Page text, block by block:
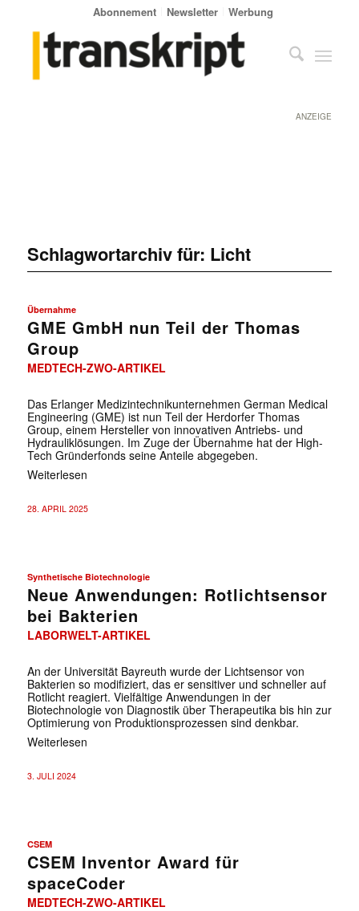
Abonnement Newsletter Werbung
ANZEIGE
Schlagwortarchiv für: Licht
Übernahme
GME GmbH nun Teil der Thomas
Group
MEDTECH-ZWO-ARTIKEL
Das Erlanger Medizintechnikunternehmen German Medical
Engineering (GME) ist nun Teil der Herdorfer Thomas
Group, einem Hersteller von innovativen Antriebs- und
Hydrauliklösungen. Im Zuge der Übernahme hat der High-
Tech Gründerfonds seine Anteile abgegeben.
Weiterlesen
28. APRIL 2025
Synthetische Biotechnologie
Neue Anwendungen: Rotlichtsensor
bei Bakterien
LABORWELT-ARTIKEL
An der Universität Bayreuth wurde der Lichtsensor von
Bakterien so modifiziert, das er sensitiver und schneller auf
Rotlicht reagiert. Vielfältige Anwendungen in der
Biotechnologie von Diagnostik über Therapeutika bis hin zur
Optimierung von Produktionsprozessen sind denkbar.
Weiterlesen
3. JULI 2024
CSEM
CSEM Inventor Award für
spaceCoder
MEDTECH-ZWO-ARTIKEL